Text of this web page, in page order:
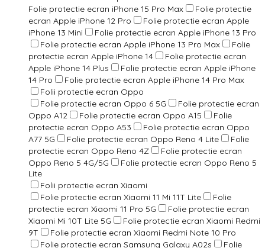
Folie protectie ecran iPhone 15 Pro Max
Folie protectie
ecran Apple iPhone 12 Pro
Folie protectie ecran Apple
iPhone 13 Mini
Folie protectie ecran Apple iPhone 13 Pro
Folie protectie ecran Apple iPhone 13 Pro Max
Folie
protectie ecran Apple iPhone 14
Folie protectie ecran
Apple iPhone 14 Plus
Folie protectie ecran Apple iPhone
14 Pro
Folie protectie ecran Apple iPhone 14 Pro Max
Folii protectie ecran Oppo
Folie protectie ecran Oppo 6 5G
Folie protectie ecran
Oppo A12
Folie protectie ecran Oppo A15
Folie
protectie ecran Oppo A53
Folie protectie ecran Oppo
A77 5G
Folie protectie ecran Oppo Reno 4 Lite
Folie
protectie ecran Oppo Reno 4Z
Folie protectie ecran
Oppo Reno 5 4G/5G
Folie protectie ecran Oppo Reno 5
Lite
Folii protectie ecran Xiaomi
Folie protectie ecran Xiaomi 11 Mi 11T Lite
Folie
protectie ecran Xiaomi 11 Pro 5G
Folie protectie ecran
Xiaomi Mi 10T Lite 5G
Folie protectie ecran Xiaomi Redmi
9T
Folie protectie ecran Xiaomi Redmi Note 10 Pro
Folie protectie ecran Samsung Galaxy A02s
Folie